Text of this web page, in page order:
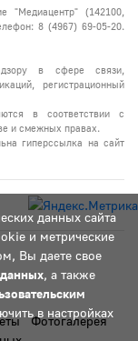
данных сайта
и метрические
Вы даете свое
, а также
в настройках
"Медиацентр" (142100,
8 (4967) 69-05-20.
в сфере связи,
регистрационный
в соответствии с
и смежных правах.
гиперссылка на сайт
Фотогалерея